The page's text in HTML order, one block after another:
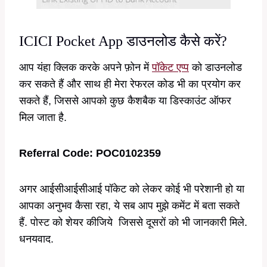
ICICI Pocket App डाउनलोड कैसे करें?
आप यंहा क्लिक करके अपने फ़ोन मेंपॉकेट एप्प को डाउनलोड
कर सकते हैं और साथ ही मेरा रेफरल कोड भी का प्रयोग कर
सकते हैं, जिससे आपको कुछ कैशबैक या डिस्काउंट ऑफर
मिल जाता है.
Referral Code: POC0102359
अगर आईसीआईसीआई पॉकेट को लेकर कोई भी परेशानी हो या
आपका अनुभव कैसा रहा, ये सब आप मुझे कमेंट में बता सकते
हैं. पोस्ट को शेयर कीजिये जिससे दूसरों को भी जानकारी मिले.
धनयवाद.